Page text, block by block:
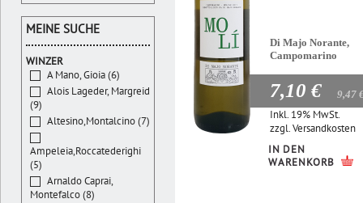
Di Majo Norante,
Campomarino
7,10 € 9,47
Inkl. 19% MwSt.
zzgl.Versandkosten
IN DEN
WARENKORB
MEINE SUCHE
WINZER
A Mano, Gioia (6)
Alois Lageder, Margreid
(9)
Altesino,Montalcino (7)
Ampeleia,Roccatederighi
(5)
Arnaldo Caprai,
Montefalco (8)